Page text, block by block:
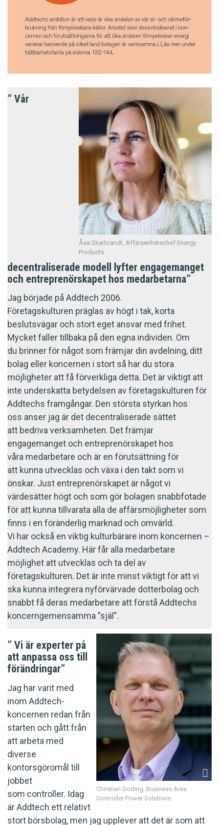
Åsa Skarbrandt, Affärsenhetschef Energy
Products
” Vår
decentraliserade modell lyfter engagemanget
och entreprenörskapet hos medarbetarna”
Jag började på Addtech 2006.
Företagskulturen präglas av högt i tak, korta
beslutsvägar och stort eget ansvar med frihet.
Mycket faller tillbaka på den egna individen. Om
du brinner för något som främjar din avdelning, ditt
bolag eller koncernen i stort så har du stora
möjligheter att få förverkliga detta. Det är viktigt att
inte underskatta betydelsen av företagskulturen för
Addtechs framgångar. Den största styrkan hos
oss anser jag är det decentraliserade sättet
att bedriva verksamheten. Det främjar
engagemanget och entreprenörskapet hos
våra medarbetare och är en förutsättning för
att kunna utvecklas och växa i den takt som vi
önskar. Just entreprenörskapet är något vi
värdesätter högt och som gör bolagen snabbfotade
för att kunna tillvarata alla de affärsmöjligheter som
finns i en föränderlig marknad och omvärld.
Vi har också en viktig kulturbärare inom koncernen –
Addtech Academy. Här får alla medarbetare
möjlighet att utvecklas och ta del av
företagskulturen. Det är inte minst viktigt för att vi
ska kunna integrera nyförvärvade dotterbolag och
snabbt få deras medarbetare att förstå Addtechs
koncerngemensamma ”själ”.
Christian Goding, Business Area
Controller Power Solutions
” Vi är experter på
att anpassa oss till
förändringar”
Jag har varit med
inom Addtech-
koncernen redan från
starten och gått från
att arbeta med
diverse
kontorsgöromål till
jobbet
som controller. Idag
är Addtech ett relativt
stort börsbolag, men jag upplever att det är som att